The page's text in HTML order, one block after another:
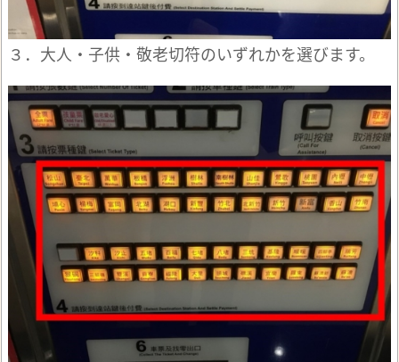
３．大人・子供・敬老切符のいずれかを選びます。